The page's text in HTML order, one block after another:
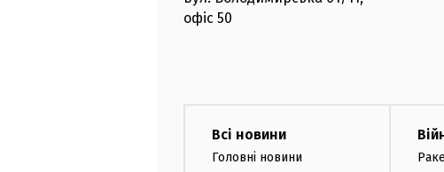
офіс 50
Всі новини
Головні новини